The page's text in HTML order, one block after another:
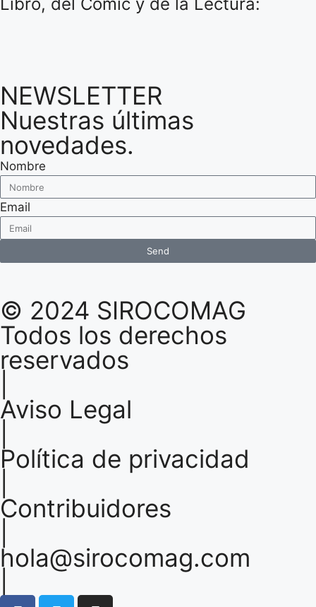
NEWSLETTER
Nuestras últimas
novedades.
Nombre
Email
Send
© 2024 SIROCOMAG
Todos los derechos
reservados
Aviso Legal
Política de privacidad
Contribuidores
hola@sirocomag.com